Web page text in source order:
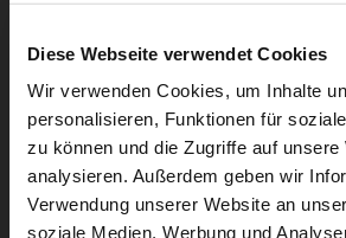
Diese Webseite verwendet Cookies
Wir verwenden Cookies, um Inhalte
personalisieren, Funktionen für
zu können und die Zugriffe auf unsere
analysieren. Außerdem geben wir
Verwendung unserer Website an
soziale Medien, Werbung und